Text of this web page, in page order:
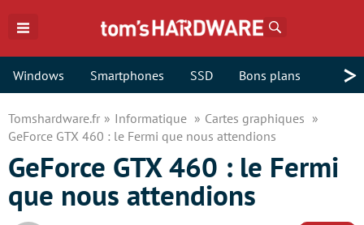
Windows Smartphones SSD Bons plans >
Tomshardware.fr Informatique
Cartes graphiques
GeForce GTX 460 : le Fermi que nous attendions
GeForce GTX 460 : le Fermi
que nous attendions